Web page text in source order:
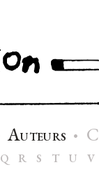
AUTEURS • C
Q R S T U V